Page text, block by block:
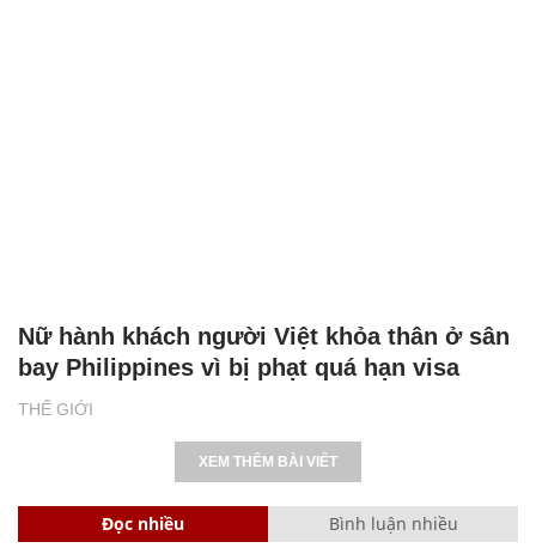
THẾ GIỚI
Nữ hành khách người Việt khỏa thân ở sân
bay Philippines vì bị phạt quá hạn visa
XEM THÊM BÀI VIẾT
Đọc nhiều Bình luận nhiều